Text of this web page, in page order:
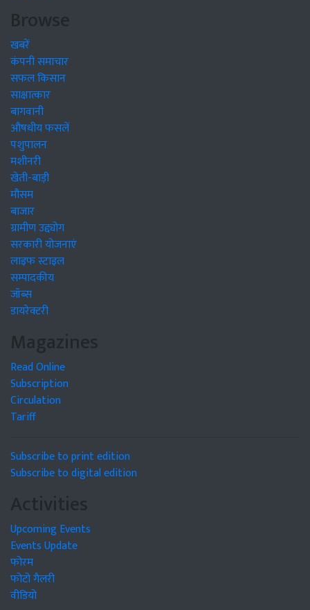
Browse
खबरें
कंपनी समाचार
सफल किसान
साक्षात्कार
बागवानी
औषधीय फसलें
पशुपालन
मशीनरी
खेती-बाड़ी
मौसम
बाजार
ग्रामीण उद्द्योग
सरकारी योजनाएं
लाइफ स्टाइल
सम्पादकीय
जॉब्स
डायरेक्टरी
Magazines
Read Online
Subscription
Circulation
Tariff
Subscribe to print edition
Subscribe to digital edition
Activities
Upcoming Events
Events Update
फोरम
फोटो गैलरी
वीडियो